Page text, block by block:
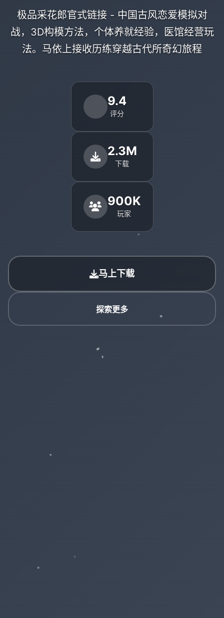
极品采花郎官式链接 - 中国古风恋爱模拟对
战，3D构模方法，个体养就经验，医馆经营玩
法。马依上接收历练穿越古代所奇幻旅程
9.4
评分
2.3M
下载
900K
玩家
马上下载
探索更多